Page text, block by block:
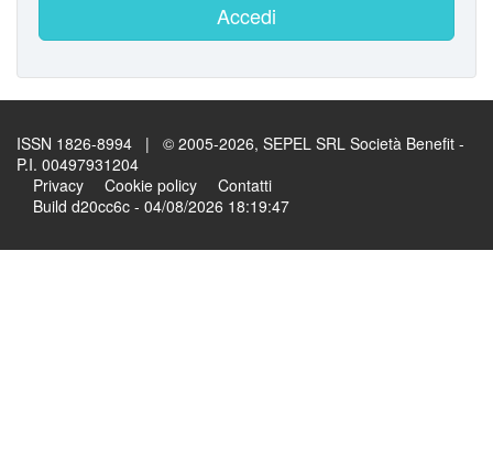
Accedi
ISSN 1826-8994 | © 2005-2026, SEPEL SRL Società Benefit -
P.I. 00497931204
Privacy
Cookie policy
Contatti
Build d20cc6c - 04/08/2026 18:19:47